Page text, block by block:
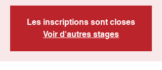
Les inscriptions sont closes
Voir d'autres stages